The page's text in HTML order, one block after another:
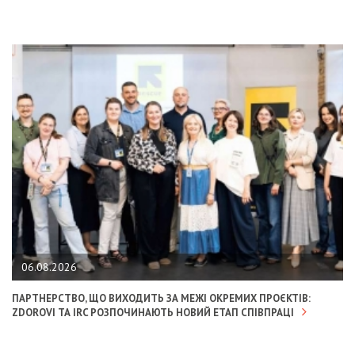
06.08.2026
ПАРТНЕРСТВО, ЩО ВИХОДИТЬ ЗА МЕЖІ ОКРЕМИХ ПРОЄКТІВ:
ZDOROVI ТА IRC РОЗПОЧИНАЮТЬ НОВИЙ ЕТАП СПІВПРАЦІ